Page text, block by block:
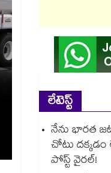
లేటెస్ట్
నేను భారత
చోటు
పోస్ట్ వైరల్!